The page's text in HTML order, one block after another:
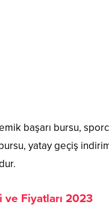
başarı bursu,
yatay geçiş
Fiyatları 2023